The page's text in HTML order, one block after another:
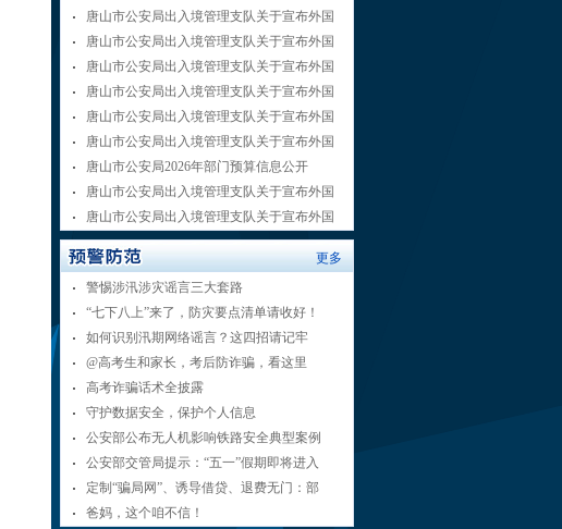
唐山市公安局出入境管理支队关于宣布外国
唐山市公安局出入境管理支队关于宣布外国
唐山市公安局出入境管理支队关于宣布外国
唐山市公安局出入境管理支队关于宣布外国
唐山市公安局出入境管理支队关于宣布外国
唐山市公安局出入境管理支队关于宣布外国
唐山市公安局2026年部门预算信息公开
唐山市公安局出入境管理支队关于宣布外国
唐山市公安局出入境管理支队关于宣布外国
更多
警惕涉汛涉灾谣言三大套路
“七下八上”来了，防灾要点清单请收好！
如何识别汛期网络谣言？这四招请记牢
@高考生和家长，考后防诈骗，看这里
高考诈骗话术全披露
守护数据安全，保护个人信息
公安部公布无人机影响铁路安全典型案例
公安部交管局提示：“五一”假期即将进入
定制“骗局网”、诱导借贷、退费无门：部
爸妈，这个咱不信！